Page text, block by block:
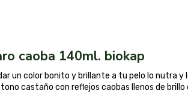
caoba 140ml. biokap
un color bonito y brillante a tu pelo lo nutra y
castaño con reflejos caobas llenos de brillo